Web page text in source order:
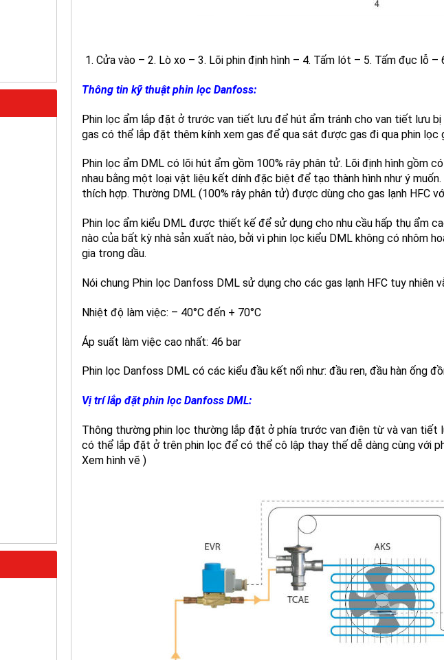
1. Cửa vào – 2. Lò xo – 3. Lõi phin định hình – 4. Tấm lót – 5. Tấm đục lỗ –
Thông tin kỹ thuật phin lọc Danfoss:
Phin lọc ẩm lắp đặt ở trước van tiết lưu để hút ẩm tránh cho van tiết lưu bị
gas có thể lắp đặt thêm kính xem gas để qua sát được gas đi qua phin lọc
Phin lọc ẩm DML có lõi hút ẩm gồm 100% rây phân tử. Lõi định hình gồm
nhau bằng một loại vật liệu kết dính đặc biệt để tạo thành hình như ý
thích hợp. Thường DML (100% rây phân tử) được dùng cho gas lạnh HFC
Phin lọc ẩm kiểu DML được thiết kế để sử dụng cho nhu cầu hấp thụ ẩm
nào của bất kỳ nhà sản xuất nào, bởi vì phin lọc kiểu DML không có nhôm
gia trong dầu.
Nói chung Phin lọc Danfoss DML sử dụng cho các gas lạnh HFC tuy nhiên
Nhiệt độ làm việc: – 40°C đến + 70°C
Áp suất làm việc cao nhất: 46 bar
Phin lọc Danfoss DML có các kiểu đầu kết nối như: đầu ren, đầu hàn ống
Vị trí lắp đặt phin lọc Danfoss DML:
Thông thường phin lọc thường lắp đặt ở phía trước van điện từ và van tiết
có thể lắp đặt ở trên phin lọc để có thể cô lập thay thế dễ dàng cùng với
Xem hình vẽ )